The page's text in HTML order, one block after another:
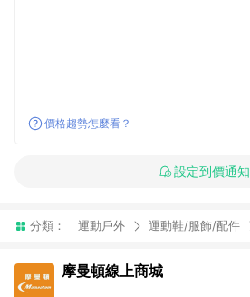
價格趨勢怎麼看？
設定到價通知
分類： 運動戶外 運動鞋/服飾/配件
摩曼頓線上商城